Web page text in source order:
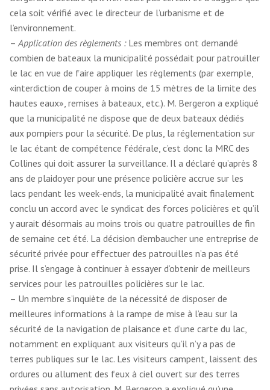
cela soit vérifié avec le directeur de l’urbanisme et de
l’environnement.
–Application des règlements :Les membres ont demandé
combien de bateaux la municipalité possédait pour patrouiller
le lac en vue de faire appliquer les règlements (par exemple,
«interdiction de couper à moins de 15 mètres de la limite des
hautes eaux», remises à bateaux, etc.). M. Bergeron a expliqué
que la municipalité ne dispose que de deux bateaux dédiés
aux pompiers pour la sécurité. De plus, la réglementation sur
le lac étant de compétence fédérale, c’est donc la MRC des
Collines qui doit assurer la surveillance. Il a déclaré qu’après 8
ans de plaidoyer pour une présence policière accrue sur les
lacs pendant les week-ends, la municipalité avait finalement
conclu un accord avec le syndicat des forces policières et qu’il
y aurait désormais au moins trois ou quatre patrouilles de fin
de semaine cet été. La décision d’embaucher une entreprise de
sécurité privée pour effectuer des patrouilles n’a pas été
prise. Il s’engage à continuer à essayer d’obtenir de meilleurs
services pour les patrouilles policières sur le lac.
– Un membre s’inquiète de la nécessité de disposer de
meilleures informations à la rampe de mise à l’eau sur la
sécurité de la navigation de plaisance et d’une carte du lac,
notamment en expliquant aux visiteurs qu’il n’y a pas de
terres publiques sur le lac. Les visiteurs campent, laissent des
ordures ou allument des feux à ciel ouvert sur des terres